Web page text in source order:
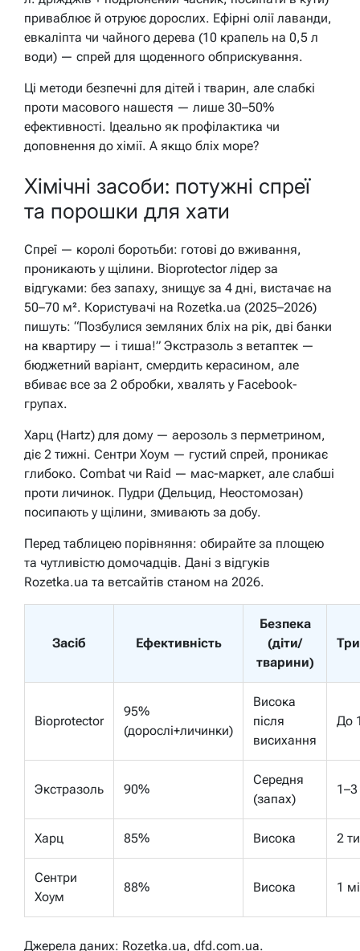
приваблює й отруює дорослих. Ефірні олії лаванди,
евкаліпта чи чайного дерева (10 крапель на 0,5 л
води) — спрей для щоденного обприскування.
Ці методи безпечні для дітей і тварин, але слабкі
проти масового нашестя — лише 30–50%
ефективності. Ідеально як профілактика чи
доповнення до хімії. А якщо бліх море?
Хімічні засоби: потужні спреї
та порошки для хати
Спреї — королі боротьби: готові до вживання,
проникають у щілини. Bioprotector лідер за
відгуками: без запаху, знищує за 4 дні, вистачає на
50–70 м². Користувачі на Rozetka.ua (2025–2026)
пишуть: “Позбулися земляних бліх на рік, дві банки
на квартиру — і тиша!” Экстразоль з ветаптек —
бюджетний варіант, смердить керасином, але
вбиває все за 2 обробки, хвалять у Facebook-
групах.
Харц (Hartz) для дому — аерозоль з перметрином,
діє 2 тижні. Сентри Хоум — густий спрей, проникає
глибоко. Combat чи Raid — мас-маркет, але слабші
проти личинок. Пудри (Дельцид, Неостомозан)
посипають у щілини, змивають за добу.
Перед таблицею порівняння: обирайте за площею
та чутливістю домочадців. Дані з відгуків
Rozetka.ua та ветсайтів станом на 2026.
Засіб Ефективність
Безпека
(діти/
тварини)
Bioprotector
95%
(дорослі+личинки)
Висока
після
висихання
До
Экстразоль 90%
Середня
(запах)
1–3
Харц 85% Висока 2
Сентри
Хоум
88% Висока 1
Джерела даних: Rozetka.ua, dfd.com.ua.